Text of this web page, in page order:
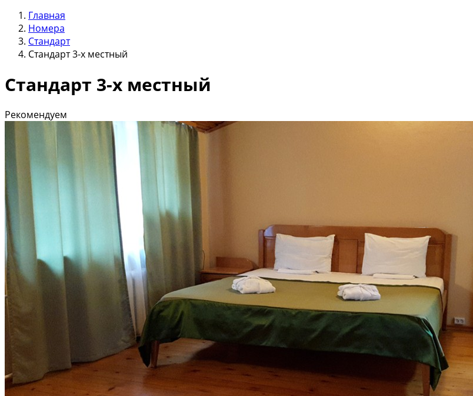
Главная
Номера
Стандарт
Стандарт 3-х местный
Стандарт 3-х местный
Рекомендуем